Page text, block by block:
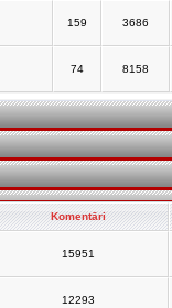
159 3686
74 8158
Komentāri
15951
12293